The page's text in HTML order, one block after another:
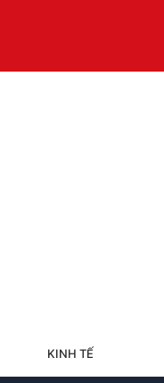
KINH TẾ